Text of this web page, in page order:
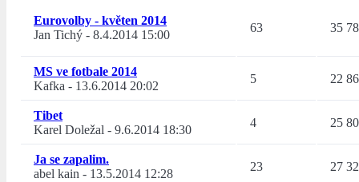
Eurovolby - květen 2014
Jan Tichý - 8.4.2014 15:00
63 35
MS ve fotbale 2014
Kafka - 13.6.2014 20:02
5 22
Tibet
Karel Doležal - 9.6.2014 18:30
4 25
Ja se zapalim.
abel kain - 13.5.2014 12:28
23 27